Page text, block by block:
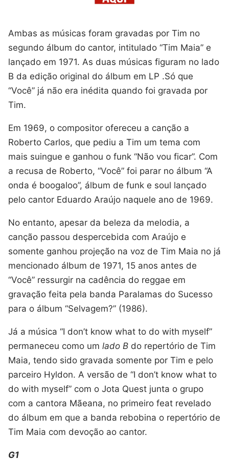
Ambas as músicas foram gravadas por Tim no
segundo álbum do cantor, intitulado “Tim Maia” e
lançado em 1971. As duas músicas figuram no lado
B da edição original do álbum em LP .Só que
“Você” já não era inédita quando foi gravada por
Tim.
Em 1969, o compositor ofereceu a canção a
Roberto Carlos, que pediu a Tim um tema com
mais suingue e ganhou o funk “Não vou ficar”. Com
a recusa de Roberto, “Você” foi parar no álbum “A
onda é boogaloo”, álbum de funk e soul lançado
pelo cantor Eduardo Araújo naquele ano de 1969.
No entanto, apesar da beleza da melodia, a
canção passou despercebida com Araújo e
somente ganhou projeção na voz de Tim Maia no já
mencionado álbum de 1971, 15 anos antes de
“Você” ressurgir na cadência do reggae em
gravação feita pela banda Paralamas do Sucesso
para o álbum “Selvagem?” (1986).
Já a música “I don’t know what to do with myself”
permaneceu como um lado B do repertório de Tim
Maia, tendo sido gravada somente por Tim e pelo
parceiro Hyldon. A versão de “I don’t know what to
do with myself” com o Jota Quest junta o grupo
com a cantora Mãeana, no primeiro feat revelado
do álbum em que a banda rebobina o repertório de
Tim Maia com devoção ao cantor.
G1